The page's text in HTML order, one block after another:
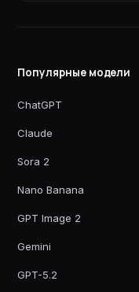
Популярные модели
ChatGPT
Claude
Sora 2
Nano Banana
GPT Image 2
Gemini
GPT-5.2